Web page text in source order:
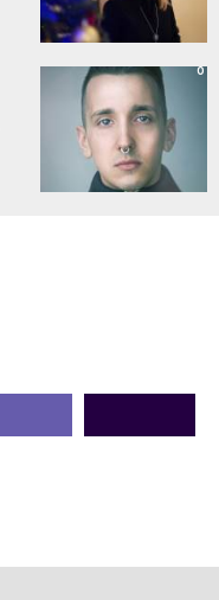
0